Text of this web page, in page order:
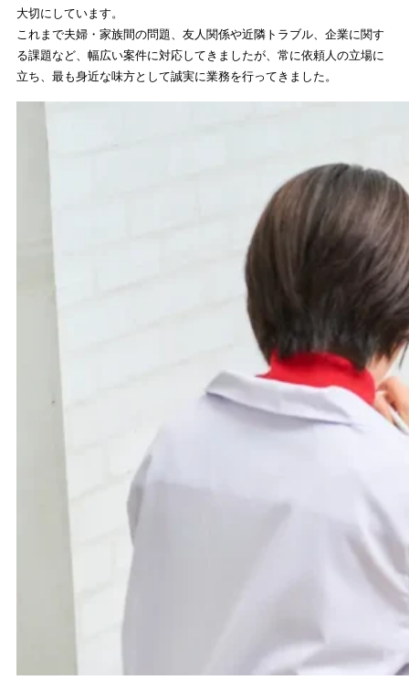
大切にしています。
これまで夫婦・家族間の問題、友人関係や近隣トラブル、企業に関す
る課題など、幅広い案件に対応してきましたが、常に依頼人の立場に
立ち、最も身近な味方として誠実に業務を行ってきました。